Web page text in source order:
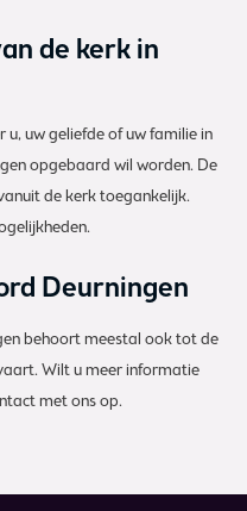
de kerk in
u, uw geliefde of uw familie in
opgebaard wil worden. De
de kerk toegankelijk.
Deurningen
behoort meestal ook tot de
Wilt u meer informatie
met ons op.